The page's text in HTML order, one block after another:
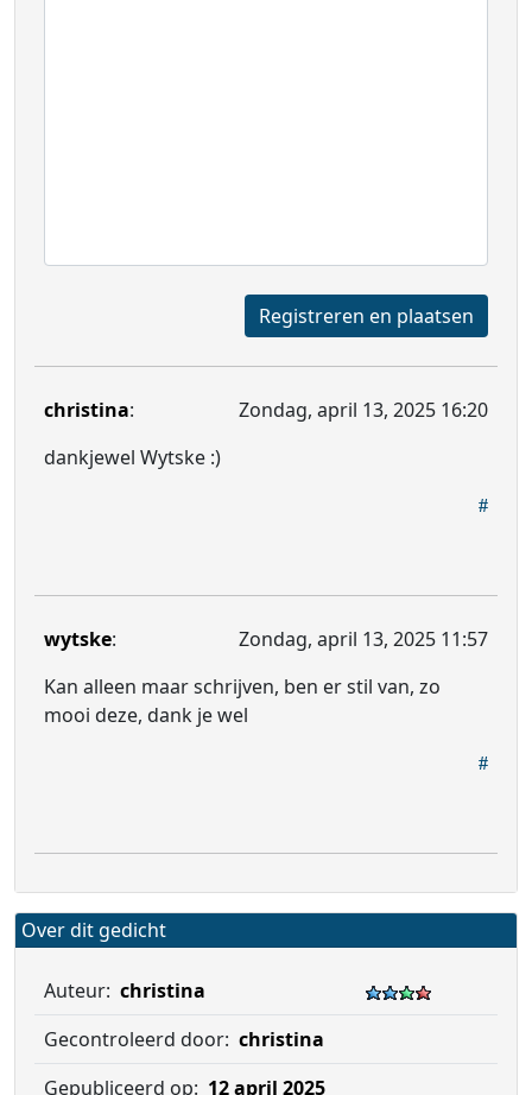
Registreren en plaatsen
christina:
Zondag, april 13, 2025 16:20
dankjewel Wytske :)
wytske:
Zondag, april 13, 2025 11:57
Kan alleen maar schrijven, ben er stil van, zo
mooi deze, dank je wel
Over dit gedicht
Auteur: christina
Gecontroleerd door: christina
Gepubliceerd op: 12 april 2025